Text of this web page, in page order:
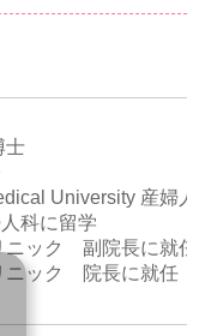
士
University 産婦
科に留学
ック 副院長に就任
ニック 院長に就任